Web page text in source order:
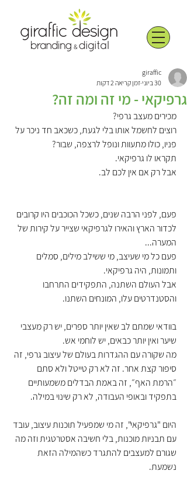
גרפיקאי - מי זה ומה זה?
giraffic
30 ביוני
זמן קריאה 2 דקות
מכירים מעצב גרפי?
רוצים לחשמל אותו בלי לגעת, כשכאב חד ניכר על
פניו, כולו מתעוות ונופל לרצפה, שבור?
תקראו לו גרפיקאי.
אבל רק אם אין לכם לב.
פעם, לפני הרבה שנים, כשכל הכוכבים היו קרובים
לכדור הארץ והאירו לגרפיקאי שצייר על קירות של
המערה...
פעם כל מי שעיצב, מי ששילב מילים, סמלים
ותמונות, היה גרפיקאי.
אבל העולם השתנה, התפקידים התרחבו
והסטנדרטים עלו, המונחים השתנו.
בוודאי שמתם לב שאין יותר ספרים, יש רק מעצבי
שיער ואין יותר כבאים, יש לוחמי אש.
מה שקורה עם ההגדרות בעולם של עיצוב גרפי, זה
סיפור קצת אחר. זה לא רק טייטל ולא סתם
״הרמת האף״, זה באמת הבדלים משמעותיים
בתפקיד ובאופי העבודה, לא רק שינוי במילה.
היום "גרפיקאי", זה מי שמפעיל תוכנות עיצוב, עובד
עם תבניות מוכנות, בלי חשיבה אסטרטגית וזה מה
שגורם למעצבים להתגרד כשהמילה הזאת
נשמעת.